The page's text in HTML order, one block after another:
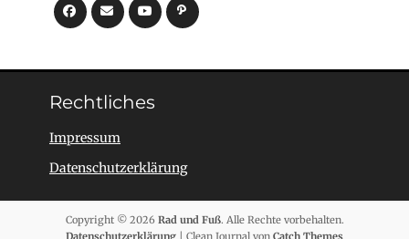
Facebook
E-
Mail
YouTube
Pfad
Rechtliches
Impressum
Datenschutzerklärung
Copyright © 2026 Rad und Fuß. Alle Rechte vorbehalten.
Datenschutzerklärung | Clean Journal von Catch Themes